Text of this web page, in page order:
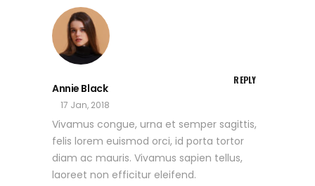
REPLY
Annie Black
17 Jan, 2018
Vivamus congue, urna et semper sagittis,
felis lorem euismod orci, id porta tortor
diam ac mauris. Vivamus sapien tellus,
laoreet non efficitur eleifend.